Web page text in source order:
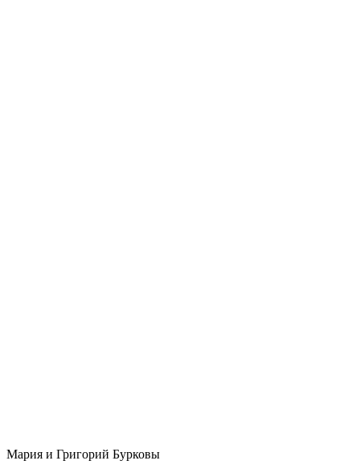
Мария и Григорий Бурковы